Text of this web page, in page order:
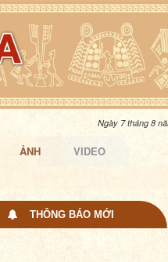
Ngày 7 tháng 8
ẢNH VIDEO
THÔNG BÁO MỚI